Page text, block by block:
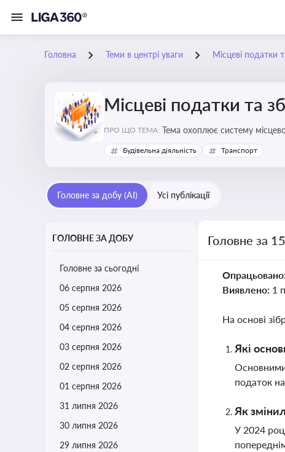
Головна Теми в центрі уваги Місцеві податки
Місцеві податки та
ПРО ЩО ТЕМА:
Будівельна діяльність Транспорт
Головне за добу (AI) Усі публікації
ГОЛОВНЕ ЗА ДОБУ
Головне за сьогодні
06 серпня 2026
05 серпня 2026
04 серпня 2026
03 серпня 2026
02 серпня 2026
01 серпня 2026
31 липня 2026
30 липня 2026
29 липня 2026
Головне за
Опрацьовано:
Виявлено: 1
На основі
Які
податок
Як
У 2024